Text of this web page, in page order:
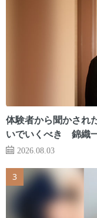
体験者から聞かされ
いでいくべき 錦織
2026.08.03